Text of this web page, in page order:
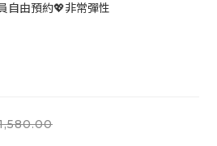
自由預約💖非常彈性